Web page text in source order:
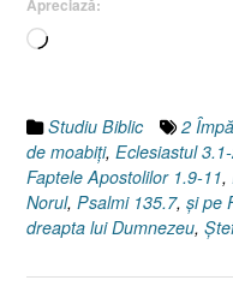
Apreciază:
Încarc...
Studiu Biblic 2
de moabiţi, Eclesiastul
Faptele Apostolilor 1.9-11,
Norul, Psalmi 135.7, şi pe
dreapta lui Dumnezeu,